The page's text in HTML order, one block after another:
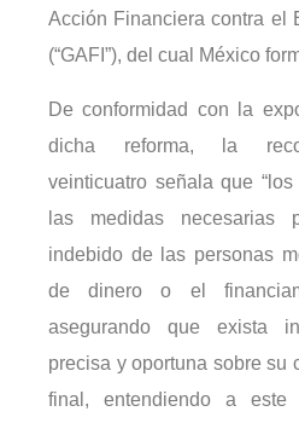
Acción Financiera contra el
(“GAFI”), del cual México
De conformidad con la
dicha reforma, la
veinticuatro señala que
las medidas
indebido de las personas
de dinero o el
asegurando que exista
precisa y oportuna sobre su
final, entendiendo a este